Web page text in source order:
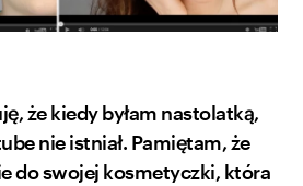
że kiedy byłam nastolatką,
nie istniał. Pamiętam, że
do swojej kosmetyczki, która